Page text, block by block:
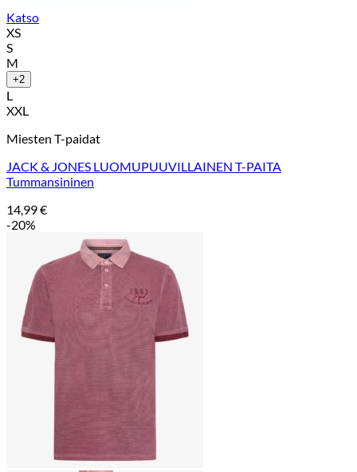
Katso
XS
S
M
+2
L
XXL
Miesten T-paidat
JACK & JONES LUOMUPUUVILLAINEN T-PAITA
Tummansininen
14,99€
-20%